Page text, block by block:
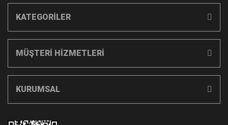
KATEGORİLER
MÜŞTERİ HİZMETLERİ
KURUMSAL